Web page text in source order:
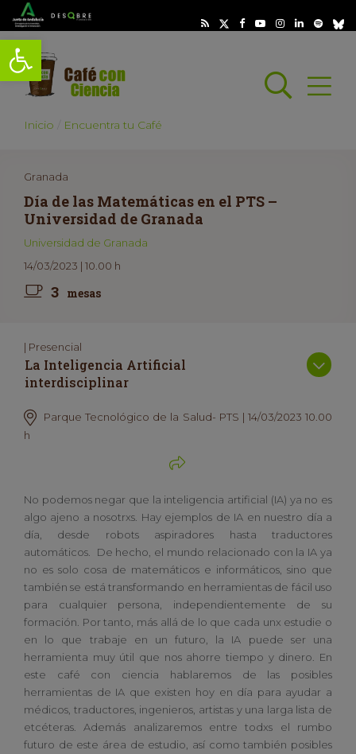
Abrir barra de herramientas
Abrir
Inicio Encuentra tu Café
Granada
Día de las Matemáticas en el PTS –
Universidad de Granada
Universidad de Granada
14/03/2023 | 10.00 h
3 mesas
| Presencial
La Inteligencia Artificial
interdisciplinar
Parque Tecnológico de la Salud- PTS | 14/03/2023 10.00
h
No podemos negar que la inteligencia artificial (IA) ya no es
algo ajeno a nosotrxs. Hay ejemplos de IA en nuestro día a
día, desde robots aspiradores hasta traductores
automáticos. De hecho, el mundo relacionado con la IA ya
no es solo cosa de matemáticos e informáticos, sino que
también se está transformando en herramientas de fácil uso
para cualquier persona, independientemente de su
formación. Por tanto, más allá de lo que cada unx estudie o
en lo que trabaje en un futuro, la IA puede ser una
herramienta muy útil que nos ahorre tiempo y dinero. En
este café con ciencia hablaremos de las posibles
herramientas de IA que existen hoy en día para ayudar a
médicos, traductores, ingenieros, artistas y una larga lista de
etcéteras. Además analizaremos entre todxs el rumbo
futuro de este área de estudio, así como también posibles